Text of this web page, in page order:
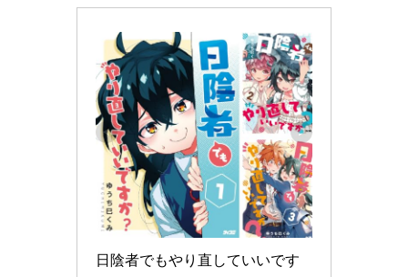
日陰者でもやり直していいです